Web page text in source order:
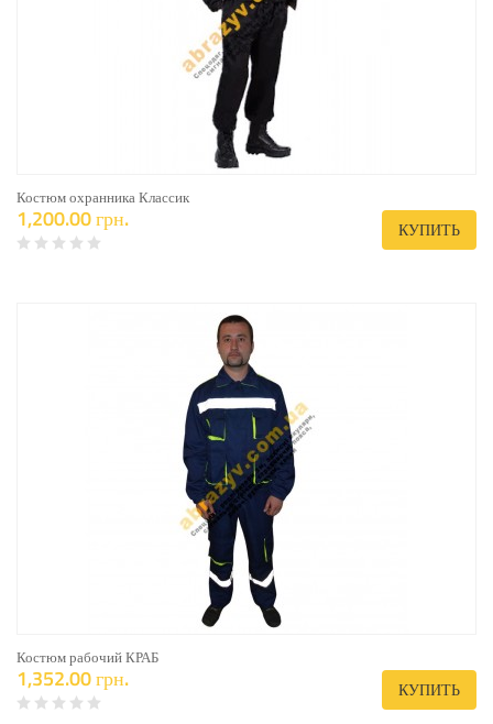
Костюм охранника Классик
1,200.00 грн. КУПИТЬ
Костюм рабочий КРАБ
1,352.00 грн. КУПИТЬ